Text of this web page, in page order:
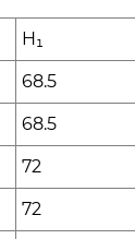
H₁
68.5
68.5
72
72